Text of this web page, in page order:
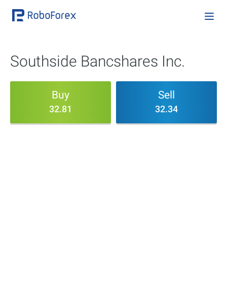
Southside Bancshares Inc.
Buy
32.81
Sell
32.34